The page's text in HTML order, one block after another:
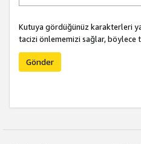
Kutuya gördüğünüz karakterleri
tacizi önlememizi sağlar, böylece
Gönder